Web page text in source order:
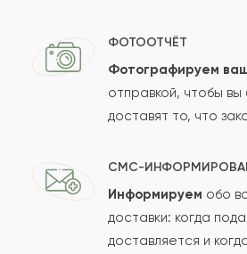
Отзыв
Сколько будет
ФОТООТЧЁТ
Фотографируем
отправкой, чтобы
доставят то, что
СМС-
Информируем обо
доставки: когда
доставляется и